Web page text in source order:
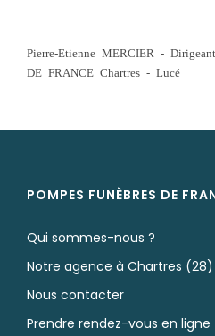
Pierre-Etienne MERCIER -
DE FRANCE Chartres - Lucé
POMPES FUNÈBRES DE
Qui sommes-nous ?
Notre agence à Chartres (28)
Nous contacter
Prendre rendez-vous en ligne